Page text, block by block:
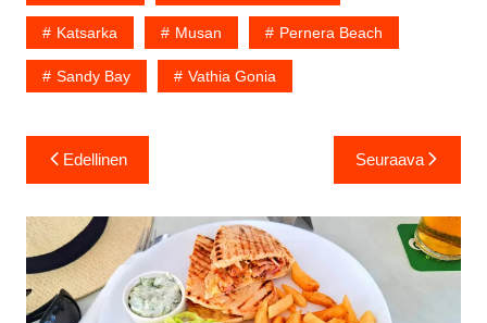
Katsarka Musan Pernera Beach
Sandy Bay Vathia Gonia
Artikkelien
selaus
Edellinen Seuraava